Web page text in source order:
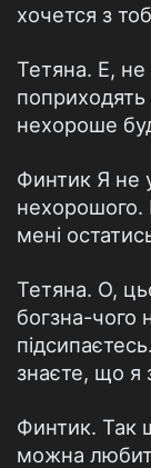
хочется з
Тетяна. Е,
поприходять
нехороше
Финтик Я не
нехорошого.
мені
Тетяна. О,
богзна-чого
знаєте, що я
Финтик. Так
можна